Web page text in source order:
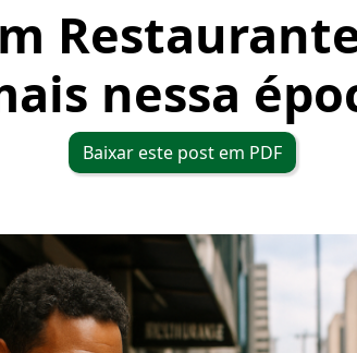
nessa
Baixar este post em PDF